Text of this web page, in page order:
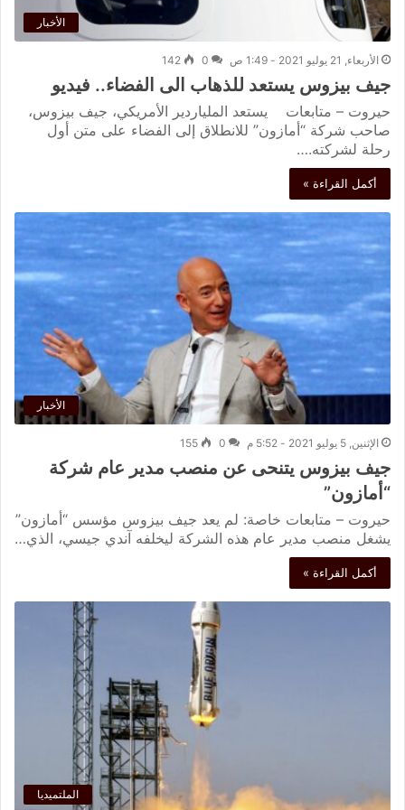
الأخبار
الأربعاء, 21 يوليو 2021 - 1:49 ص 0
142
جيف بيزوس يستعد للذهاب الى الفضاء.. فيديو
حيروت – متابعات يستعد الملياردير الأمريكي، جيف بيزوس،
صاحب شركة “أمازون” للانطلاق إلى الفضاء على متن أول
رحلة لشركته.…
أكمل القراءة »
الأخبار
الإثنين, 5 يوليو 2021 - 5:52 م 0
155
جيف بيزوس يتنحى عن منصب مدير عام شركة
“أمازون”
حيروت – متابعات خاصة: لم يعد جيف بيزوس مؤسس “أمازون”
يشغل منصب مدير عام هذه الشركة ليخلفه آندي جيسي، الذي…
أكمل القراءة »
الملتميديا